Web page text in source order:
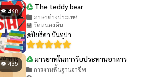
👁 468 The teddy bear
ภาษาต่างประเทศ
🏫 วัดหนองคัน
@ปิยธิดา บันทุปา
👁 435 มารยาทในการรับประทานอาหาร
การงานพื้นฐานอาชีพ